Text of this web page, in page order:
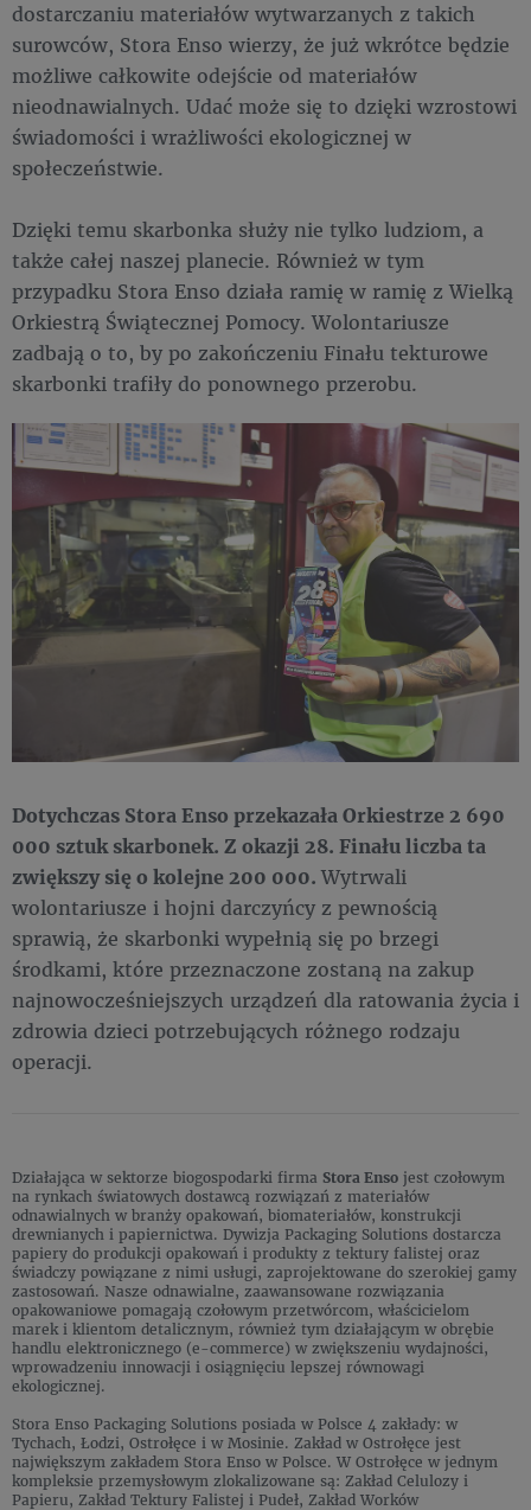
dostarczaniu materiałów wytwarzanych z takich
surowców, Stora Enso wierzy, że już wkrótce będzie
możliwe całkowite odejście od materiałów
nieodnawialnych. Udać może się to dzięki wzrostowi
świadomości i wrażliwości ekologicznej w
społeczeństwie.
Dzięki temu skarbonka służy nie tylko ludziom, a
także całej naszej planecie. Również w tym
przypadku Stora Enso działa ramię w ramię z Wielką
Orkiestrą Świątecznej Pomocy. Wolontariusze
zadbają o to, by po zakończeniu Finału tekturowe
skarbonki trafiły do ponownego przerobu.
Dotychczas Stora Enso przekazała Orkiestrze 2 690
000 sztuk skarbonek. Z okazji 28. Finału liczba ta
zwiększy się o kolejne 200 000.Wytrwali
wolontariusze i hojni darczyńcy z pewnością
sprawią, że skarbonki wypełnią się po brzegi
środkami, które przeznaczone zostaną na zakup
najnowocześniejszych urządzeń dla ratowania życia i
zdrowia dzieci potrzebujących różnego rodzaju
operacji.
Działająca w sektorze biogospodarki firma Stora Enso jest czołowym
na rynkach światowych dostawcą rozwiązań z materiałów
odnawialnych w branży opakowań, biomateriałów, konstrukcji
drewnianych i papiernictwa. Dywizja Packaging Solutions dostarcza
papiery do produkcji opakowań i produkty z tektury falistej oraz
świadczy powiązane z nimi usługi, zaprojektowane do szerokiej gamy
zastosowań. Nasze odnawialne, zaawansowane rozwiązania
opakowaniowe pomagają czołowym przetwórcom, właścicielom
marek i klientom detalicznym, również tym działającym w obrębie
handlu elektronicznego (e-commerce) w zwiększeniu wydajności,
wprowadzeniu innowacji i osiągnięciu lepszej równowagi
ekologicznej.
Stora Enso Packaging Solutions posiada w Polsce 4 zakłady: w
Tychach, Łodzi, Ostrołęce i w Mosinie. Zakład w Ostrołęce jest
największym zakładem Stora Enso w Polsce. W Ostrołęce w jednym
kompleksie przemysłowym zlokalizowane są: Zakład Celulozy i
Papieru, Zakład Tektury Falistej i Pudeł, Zakład Worków